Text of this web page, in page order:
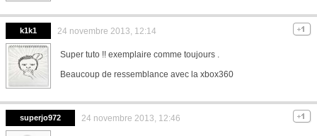
k1k1 24 novembre 2013, 12:14
Super tuto !! exemplaire comme toujours .
Beaucoup de ressemblance avec la xbox360
superjo972 24 novembre 2013, 12:46